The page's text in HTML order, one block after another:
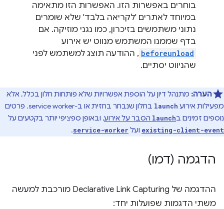
בוחרים באפשרות הזו. האפשרות הזו מתאימה
במיוחד לאתרים 'לקריאה בלבד' שלא שומרים
נתוני משתמשים בזיכרון, כמו נגני מוזיקה. אם
בדף שממנו המשתמש מנווט יש אירוע
beforeunload , ההודעה תוצג למשתמש לפני
שהניווט יסתיים.
הערה: מתנהל דיון על הוספת אפשרויות שלא פותחות חלון בכלל, אלא
מפעילות אירוע launch
בחלון שנבחר בחזית או ב-service worker. פרטים
נוספים זמינים בlaunch הסבר על אירוע, ובאופן ספציפי יותר בקטעים על
existing-client-event ועל service-worker
.
הדגמה (דמו)
ההדגמה של Declarative Link Capturing מורכבת למעשה
משתי הדגמות שפועלות יחד: